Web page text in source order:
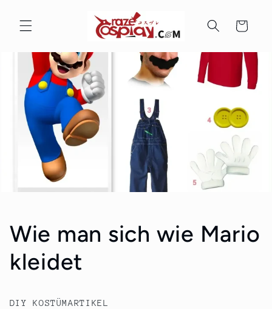
Inhalt
Warenkorb
Wie man sich wie Mario
kleidet
DIY KOSTÜMARTIKEL